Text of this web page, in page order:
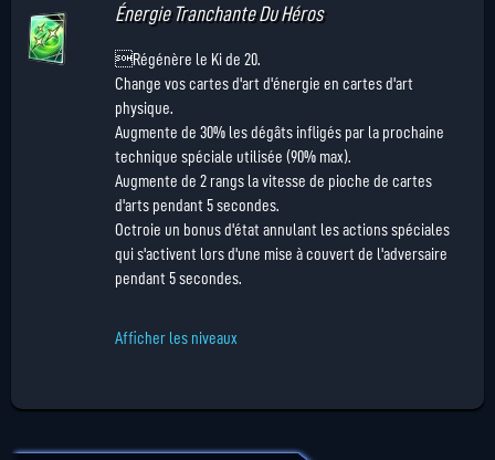
Énergie Tranchante Du Héros
Régénère le Ki de 20.
Change vos cartes d'art d'énergie en cartes d'art
physique.
Augmente de 30% les dégâts infligés par la prochaine
technique spéciale utilisée (90% max).
Augmente de 2 rangs la vitesse de pioche de cartes
d'arts pendant 5 secondes.
Octroie un bonus d'état annulant les actions spéciales
qui s'activent lors d'une mise à couvert de l'adversaire
pendant 5 secondes.
Afficher les niveaux